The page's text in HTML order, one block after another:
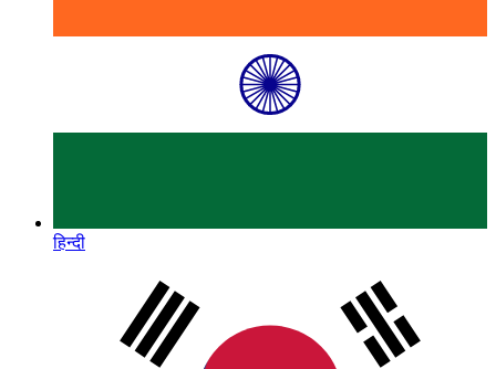
हिन्दी